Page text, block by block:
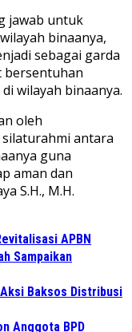
jawab untuk
binaanya,
sebagai garda
bersentuhan
wilayah binaanya.
oleh
antara
guna
aman dan
S.H., M.H.
APBN
Sampaikan
Baksos Distribusi
Anggota BPD